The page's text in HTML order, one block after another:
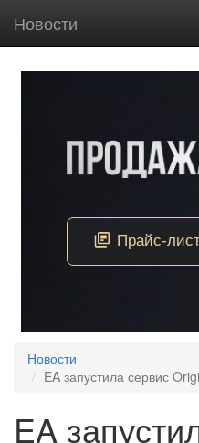
Новости
Новости
EA запустила сервис
EA